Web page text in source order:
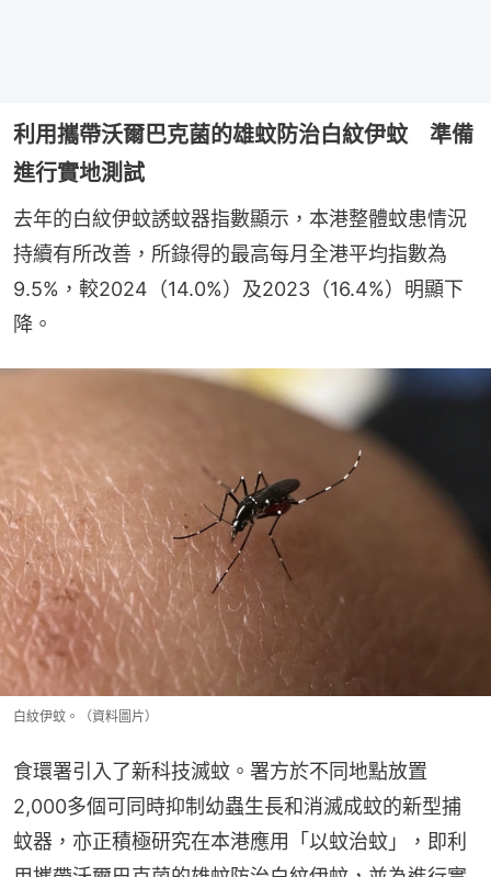
利用攜帶沃爾巴克菌的雄蚊防治白紋伊蚊 準備
進行實地測試
去年的白紋伊蚊誘蚊器指數顯示，本港整體蚊患情況
持續有所改善，所錄得的最高每月全港平均指數為
9.5%，較2024（14.0%）及2023（16.4%）明顯下
降。
白紋伊蚊。（資料圖片）
食環署引入了新科技滅蚊。署方於不同地點放置
2,000多個可同時抑制幼蟲生長和消滅成蚊的新型捕
蚊器，亦正積極研究在本港應用「以蚊治蚊」，即利